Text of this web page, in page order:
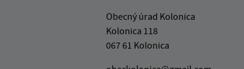
Obecný úrad Kolonica
Kolonica 118
067 61 Kolonica